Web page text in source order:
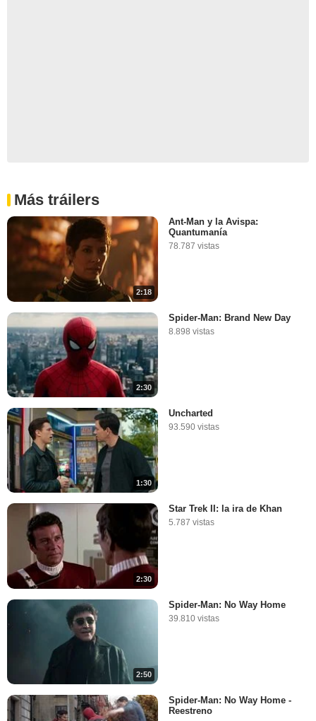
Más tráilers
2:18
Ant-Man y la Avispa:
Quantumanía
78.787 vistas
2:30
Spider-Man: Brand New Day
8.898 vistas
1:30
Uncharted
93.590 vistas
2:30
Star Trek II: la ira de Khan
5.787 vistas
2:50
Spider-Man: No Way Home
39.810 vistas
Spider-Man: No Way Home -
Reestreno